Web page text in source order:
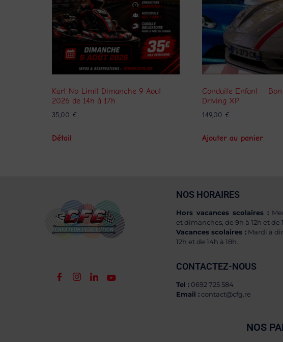
Kart No-Limit Dimanche 9 Aout
2026 de 14h à 17h
35,00 €
Détail
Conduite Enfant – Bon
Driving XP
149,00 €
Ajouter au panier
NOS HORAIRES
Hors vacances scolaires :
et dimanches, de 9h à 12h et de
Vacances scolaires :Mardi à
12h et de 14h à 18h.
CONTACTEZ-NOUS
Tel : 0692 725 584
Email :contact@cfg.re
NOS